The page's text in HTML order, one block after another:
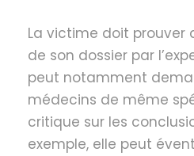
La victime doit prouver
de son dossier par
peut notamment
médecins de même
critique sur les
exemple, elle peut